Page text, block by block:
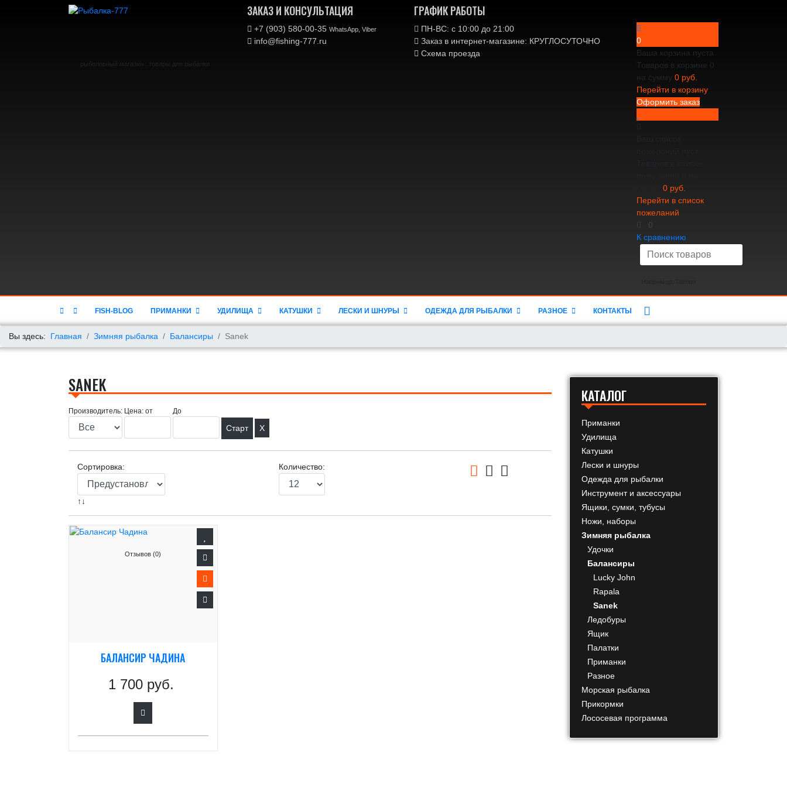
рыболовный магазин : товары для рыбалки
ЗАКАЗ И КОНСУЛЬТАЦИЯ
+7 (903) 580-00-35‬ WhatsApp, Viber
info@fishing-777.ru
ГРАФИК РАБОТЫ
ПН-ВС: с 10:00 до 21:00
Заказ в интернет-магазине: КРУГЛОСУТОЧНО
Схема проезда
0
Ваша корзина пуста
Товаров в корзине 0
на сумму 0 руб.
Перейти в корзину
Оформить заказ
0 руб.
Перейти в список
пожеланий
0
К сравнению
FISH-BLOG ПРИМАНКИ УДИЛИЩА КАТУШКИ ЛЕСКИ И ШНУРЫ ОДЕЖДА ДЛЯ РЫБАЛКИ РАЗНОЕ КОНТАКТЫ
Вы здесь: Главная Зимняя рыбалка Балансиры Sanek
SANEK
Производитель: Цена: от До
X
Сортировка:
↑↓
Количество:
Отзывов (0)
БАЛАНСИР ЧАДИНА
1 700 руб.
КАТАЛОГ
Приманки
Удилища
Катушки
Лески и шнуры
Одежда для рыбалки
Инструмент и аксессуары
Ящики, сумки, тубусы
Ножи, наборы
Зимняя рыбалка
Удочки
Балансиры
Lucky John
Rapala
Sanek
Ледобуры
Ящик
Палатки
Приманки
Разное
Морская рыбалка
Прикормки
Лососевая программа